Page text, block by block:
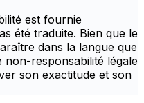
est fournie
été traduite. Bien que le
dans la langue que
non-responsabilité légale
son exactitude et son